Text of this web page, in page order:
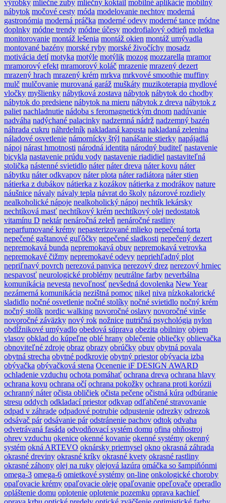
výrobky mliečne zuby mliečny koktail mobilné aplikácie mobilný
nábytok močové cesty móda modelovanie nechtov moderná
gastronómia moderná práčka moderné odevy moderné tance módne
doplnky módne trendy módne účesy modrofialový odtieň moletka
monitorovanie montáž lešenia montáž okien montáž umývadla
montované bazény morské ryby morské živočíchy mosadz
motivácia detí motyka motýle motýlik mozog mozzarella mramor
mramorový efekt mramorový koláč mrazenie mrazený dezert
mrazený hrach mrazený krém mrkva mrkvové smoothie muffiny
mulč mulčovanie murovaná garáž muškáty muzikoterapia mydlové
vločky myšlienky nábytková zostava nábytok nábytok do chodby
nábytok do predsiene nábytok na mieru nábytok z dreva nábytok z
paliet nachladnutie nádoba s feromagnetickým dnom nadúvanie
nadváha nadýchané palacinky nadzemná nádrž nadzemný bazén
náhrada cukru náhrdelník nakladaná kapusta nakladaná zelenina
náladové osvetlenie námornícky štýl nanášanie stierky napájadlá
nápoj nárast hmotnosti národná identita národný buditeľ nastavenie
bicykla nastavenie prúdu vody nastavenie riadidiel nastaviteľná
stolička nástenné svietidlo náter náter dreva náter kovu náter
nábytku náter odkvapov náter plota náter radiátora náter stien
nátierka z dubákov nátierka z kozákov nátierka z modrákov nature
náušnice návaly návaly tepla návrat do školy názorové rozdiely
nealkoholické nápoje nealkoholický nápoj nechtík lekársky
nechtíková masť nechtíkový krém nechtíkový olej nedostatok
vitamínu D nektár nenáročná zeleň nenáročné rastliny
neparfumované krémy nepasterizované mlieko nepečená torta
nepečené gaštanové guľôčky nepečené sladkosti nepečený dezert
nepremokavá bunda nepremokavá obuv nepremokavá vetrovka
nepremokavé čižmy nepremokavé odevy nepriehľadný plot
nepriľnavý povrch nerezová panvica nerezový drez nerezový hrniec
nespavosť neurologické problémy neutrálne farby neverbálna
komunikácia nevesta nevoľnosť nevšedná dovolenka New Year
nezámerná komunikácia nezištná pomoc nikel niva nízkokalorické
sladidlo nočné osvetlenie nočné stolíky nočné svietidlo nočný krém
nočný stolík nordic walking novoročné oslavy novoročné vinše
novoročné záväzky nový rok nožnice nutričná psychológia nylon
obdĺžnikové umývadlo obedová súprava obezita obilniny objem
vlasov obklad do kúpeľne oblé hrany oblečenie obliečky oblievačka
obnoviteľné zdroje obraz obrazy obrúčky obuv obytná povala
obytná strecha obytné podkrovie obytný priestor obývacia izba
obývačka obývačková stena Ocenenie iF DESIGN AWARD
ochladenie vzduchu ochota pomáhať ochrana dreva ochrana hlavy
ochrana kovu ochrana očí ochrana pokožky ochrana proti korózii
ochranný náter očista obličiek očista pečene očistná kúra odbúranie
stresu oddych odkladací priestor odkvap odľahčené stravovanie
odpad v záhrade odpadové potrubie odpustenie odrezky odrezok
odsávač pár odsávanie pár odstránenie pachov odtok odvaha
odvetrávaná fasáda odvodňovací systém domu ofina ohňostroj
ohrev vzduchu okenice okenné kovanie okenné systémy okenný
systém okná ARTEVO oknársky priemysel okno okrasná záhrada
okrasné dreviny okrasné kríky okrasné kvety okrasné rastliny
okrasné záhony olej na ruky olejová lazúra omáčka so šampiňónmi
omega-3 omega-6 omietkové systémy on-line onkologické choroby
opaľovacie krémy opaľovacie oleje opaľovanie opeľovače operadlo
opláštenie domu oplotenie oplotenie pozemku oprava kachieľ